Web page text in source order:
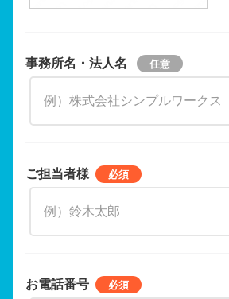
事務所名・法人名
ご担当者様
お電話番号